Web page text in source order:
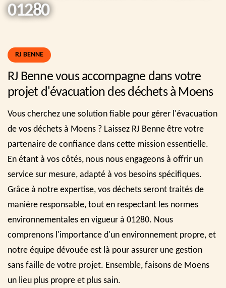
01280
RJ BENNE
RJ Benne vous accompagne dans votre
projet d'évacuation des déchets à Moens
Vous cherchez une solution fiable pour gérer l'évacuation
de vos déchets à Moens ? Laissez RJ Benne être votre
partenaire de confiance dans cette mission essentielle.
En étant à vos côtés, nous nous engageons à offrir un
service sur mesure, adapté à vos besoins spécifiques.
Grâce à notre expertise, vos déchets seront traités de
manière responsable, tout en respectant les normes
environnementales en vigueur à 01280. Nous
comprenons l'importance d'un environnement propre, et
notre équipe dévouée est là pour assurer une gestion
sans faille de votre projet. Ensemble, faisons de Moens
un lieu plus propre et plus sain.